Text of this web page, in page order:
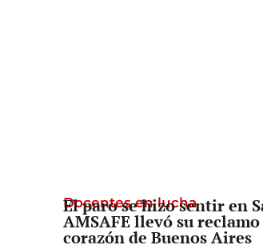
Docentes en lucha
El paro se hizo sentir en
AMSAFE llevó su
corazón de Buenos Aires